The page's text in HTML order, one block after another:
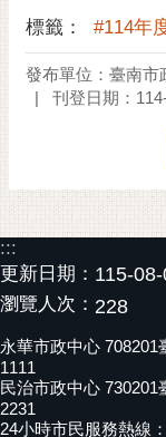
標籤： #114年
發布單位：臺南市
刊登日期：
:::
更新日期： 115-
瀏覽人次： 228
永華市政中心
1111
民治市政中心
2231
24小時市民服務熱線